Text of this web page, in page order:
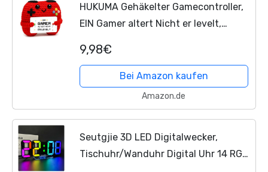
HUKUMA Gehäkelter Gamecontroller,
EIN Gamer altert Nicht er levelt,
Zocker, Pocket Hug Positive
Plüsch,Lustige Kleines...
9,98€
Bei Amazon kaufen
Amazon.de
Seutgjie 3D LED Digitalwecker,
Tischuhr/Wanduhr Digital Uhr 14 RGB